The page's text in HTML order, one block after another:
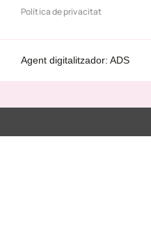
Política de privacitat
Agent digitalitzador: ADS